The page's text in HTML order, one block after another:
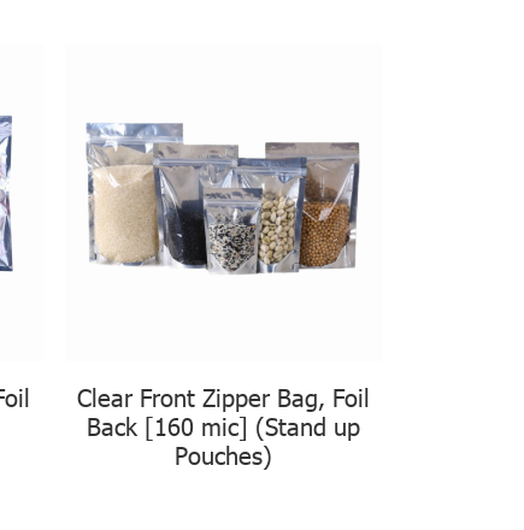
Clear Front Zipper Bag, Foil
Back [160 mic] (Stand up
Pouches)